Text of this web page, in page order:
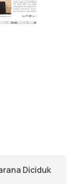
Diciduk